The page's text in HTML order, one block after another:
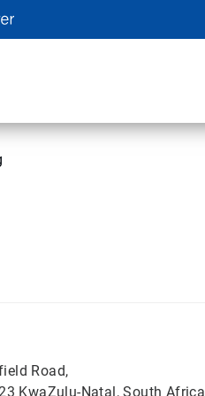
Road,
KwaZulu-Natal, South Africa